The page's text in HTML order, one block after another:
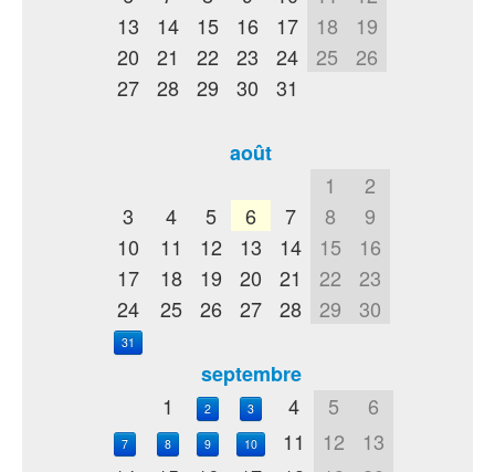
13
14 15 16 17 18
19
20
21 22 23 24 25
26
27
28 29 30 31
août
1
2
3
4 5 6 7 8
9
10
11 12 13 14 15
16
17
18 19 20 21 22
23
24
25 26 27 28 29 30
31
septembre
1
2 3 4 5 6
7 8 9 10 11 12
13